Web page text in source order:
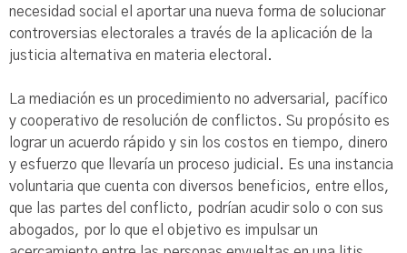
necesidad social el aportar una nueva forma de solucionar
controversias electorales a través de la aplicación de la
justicia alternativa en materia electoral.
La mediación es un procedimiento no adversarial, pacífico
y cooperativo de resolución de conflictos. Su propósito es
lograr un acuerdo rápido y sin los costos en tiempo, dinero
y esfuerzo que llevaría un proceso judicial. Es una instancia
voluntaria que cuenta con diversos beneficios, entre ellos,
que las partes del conflicto, podrían acudir solo o con sus
abogados, por lo que el objetivo es impulsar un